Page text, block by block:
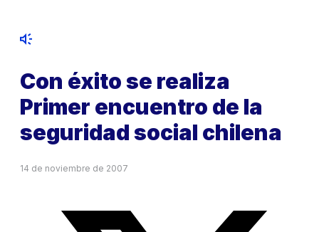
Con éxito se realiza
Primer encuentro de la
seguridad social chilena
14 de noviembre de 2007